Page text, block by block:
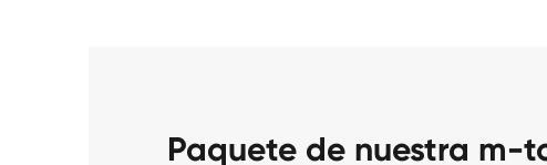
Paquete de nuestra m-